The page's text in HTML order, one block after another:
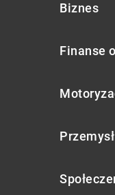
Biznes
Finanse